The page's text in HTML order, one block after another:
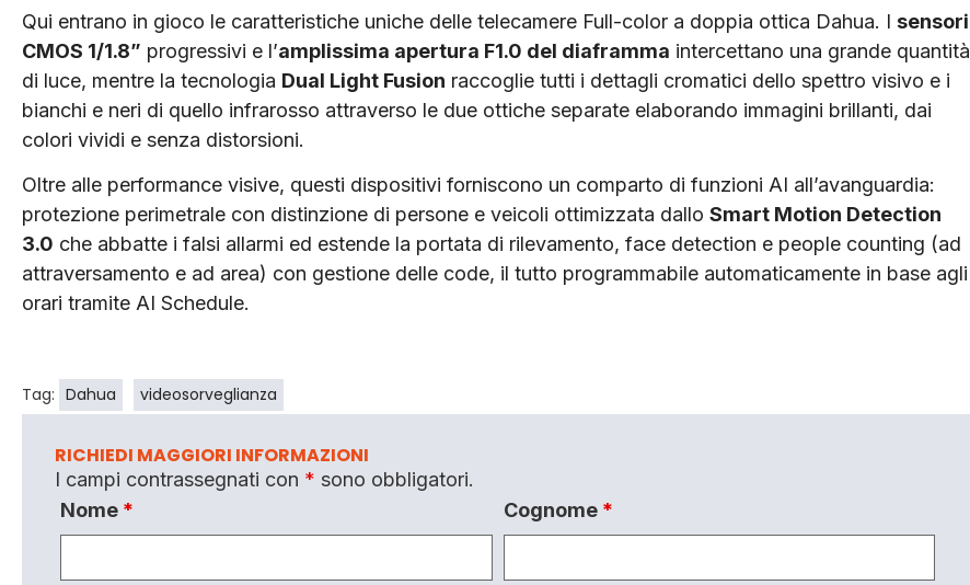
Qui entrano in gioco le caratteristiche uniche delle telecamere Full-color a doppia ottica Dahua. I sensori
CMOS 1/1.8” progressivi e l’amplissima apertura F1.0 del diaframma intercettano una grande quantità
di luce, mentre la tecnologia Dual Light Fusion raccoglie tutti i dettagli cromatici dello spettro visivo e i
bianchi e neri di quello infrarosso attraverso le due ottiche separate elaborando immagini brillanti, dai
colori vividi e senza distorsioni.
Oltre alle performance visive, questi dispositivi forniscono un comparto di funzioni AI all’avanguardia:
protezione perimetrale con distinzione di persone e veicoli ottimizzata dallo Smart Motion Detection
3.0 che abbatte i falsi allarmi ed estende la portata di rilevamento, face detection e people counting (ad
attraversamento e ad area) con gestione delle code, il tutto programmabile automaticamente in base agli
orari tramite AI Schedule.
Tag: Dahua videosorveglianza
RICHIEDI MAGGIORI INFORMAZIONI
I campi contrassegnati con * sono obbligatori.
Nome * Cognome *